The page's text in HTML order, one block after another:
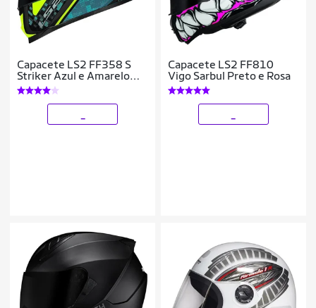
Capacete LS2 FF358 S
Striker Azul e Amarelo
Fluorescente Brilhante
Com Spoiler
Capacete LS2 FF810
Vigo Sarbul Preto e Rosa